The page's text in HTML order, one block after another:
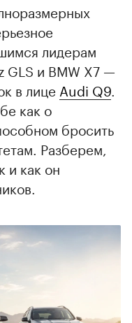
лидерам
GLS и BMW X7 —
в лице Audi Q9.
как о
бросить
Разберем,
и как он